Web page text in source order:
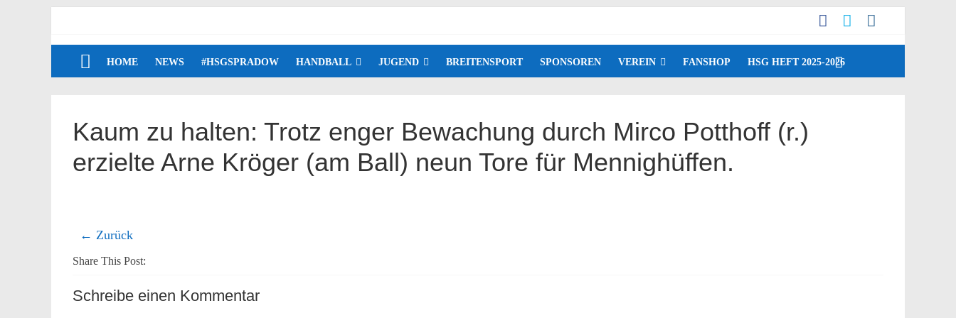
HOME NEWS #HSGSPRADOW HANDBALL JUGEND BREITENSPORT SPONSOREN VEREIN FANSHOP HSG HEFT 2025-2026
Kaum zu halten: Trotz enger Bewachung durch Mirco Potthoff (r.)
erzielte Arne Kröger (am Ball) neun Tore für Mennighüffen.
← Zurück
Share This Post:
Schreibe einen Kommentar